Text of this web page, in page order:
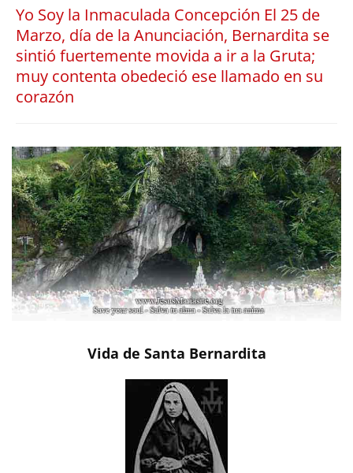
Yo Soy la Inmaculada Concepción El 25 de
Marzo, día de la Anunciación, Bernardita se
sintió fuertemente movida a ir a la Gruta;
muy contenta obedeció ese llamado en su
corazón
Vida de Santa Bernardita